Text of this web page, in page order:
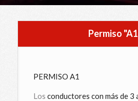
Permiso
PERMISO A1
Los conductores con más de 3